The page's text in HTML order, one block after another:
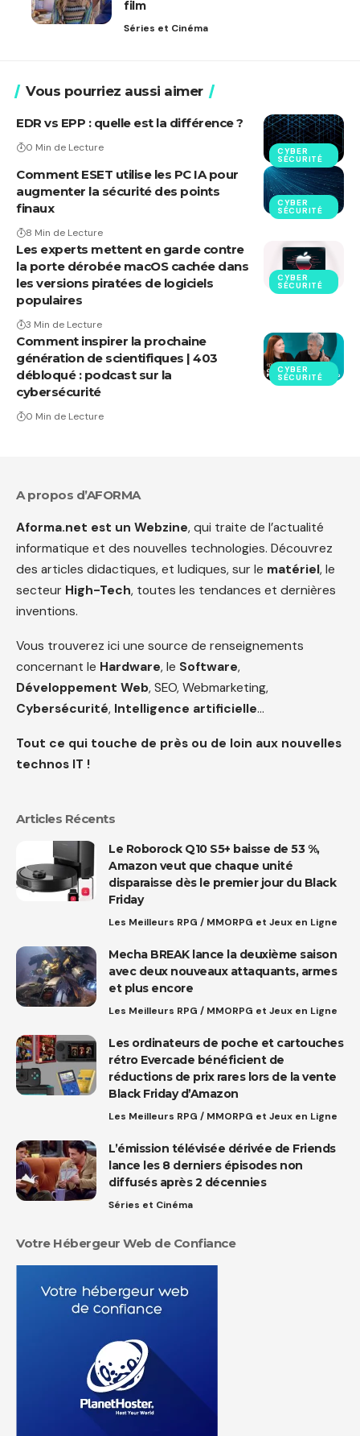
film
Séries et Cinéma
Vous pourriez aussi aimer
CYBER
SÉCURITÉ
EDR vs EPP : quelle est la différence ?
0 Min de Lecture
CYBER
SÉCURITÉ
Comment ESET utilise les PC IA pour
augmenter la sécurité des points
finaux
8 Min de Lecture
CYBER
SÉCURITÉ
Les experts mettent en garde contre
la porte dérobée macOS cachée dans
les versions piratées de logiciels
populaires
3 Min de Lecture
CYBER
SÉCURITÉ
Comment inspirer la prochaine
génération de scientifiques | 403
débloqué : podcast sur la
cybersécurité
0 Min de Lecture
A propos d’AFORMA
Aforma.net est un Webzine, qui traite de l’actualité
informatique et des nouvelles technologies. Découvrez
des articles didactiques, et ludiques, sur le matériel, le
secteur High-Tech, toutes les tendances et dernières
inventions.
Vous trouverez ici une source de renseignements
concernant le Hardware, le Software,
Développement Web, SEO, Webmarketing,
Cybersécurité, Intelligence artificielle…
Tout ce qui touche de près ou de loin aux nouvelles
technos IT !
Articles Récents
Le Roborock Q10 S5+ baisse de 53 %,
Amazon veut que chaque unité
disparaisse dès le premier jour du Black
Friday
Les Meilleurs RPG / MMORPG et Jeux en Ligne
Mecha BREAK lance la deuxième saison
avec deux nouveaux attaquants, armes
et plus encore
Les Meilleurs RPG / MMORPG et Jeux en Ligne
Les ordinateurs de poche et cartouches
rétro Evercade bénéficient de
réductions de prix rares lors de la vente
Black Friday d’Amazon
Les Meilleurs RPG / MMORPG et Jeux en Ligne
L’émission télévisée dérivée de Friends
lance les 8 derniers épisodes non
diffusés après 2 décennies
Séries et Cinéma
Votre Hébergeur Web de Confiance